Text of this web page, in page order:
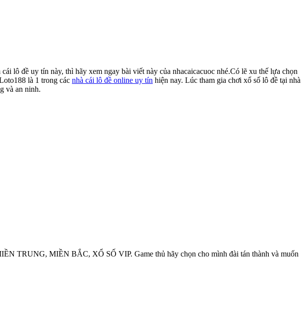
lô đề uy tín này, thì hãy xem ngay bài viết này của nhacaicacuoc nhé.Có lẽ xu thế lựa chọn
là 1 trong các nhà cái lô đề online uy tín hiện nay. Lúc tham gia chơi xổ số lô đề tại nhà
và an ninh.
TRUNG, MIỀN BẮC, XỔ SỐ VIP. Game thủ hãy chọn cho mình đài tán thành và muốn